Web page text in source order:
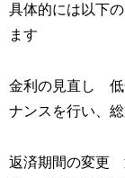
具体的には以下
ます
金利の見直し 低
ナンスを行い、
返済期間の変更